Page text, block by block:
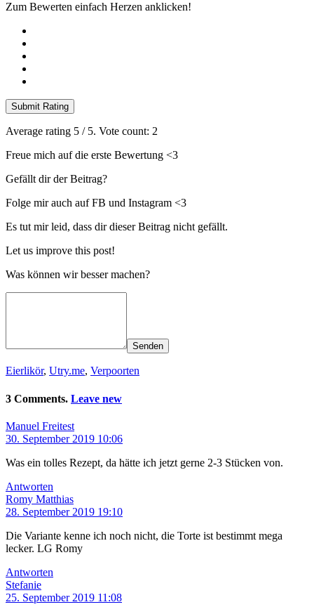
Zum Bewerten einfach Herzen anklicken!
Submit Rating
Average rating 5 / 5. Vote count: 2
Freue mich auf die erste Bewertung <3
Gefällt dir der Beitrag?
Folge mir auch auf FB und Instagram <3
Es tut mir leid, dass dir dieser Beitrag nicht gefällt.
Let us improve this post!
Was können wir besser machen?
Senden
Eierlikör, Utry.me, Verpoorten
3 Comments. Leave new
Manuel Freitest
30. September 2019 10:06
Was ein tolles Rezept, da hätte ich jetzt gerne 2-3 Stücken von.
Antworten
Romy Matthias
28. September 2019 19:10
Die Variante kenne ich noch nicht, die Torte ist bestimmt mega
lecker. LG Romy
Antworten
Stefanie
25. September 2019 11:08